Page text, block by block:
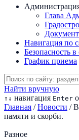
Глава
Навигация по
Безопасность в
График приема
Найти вручную
↑ ↓ навигация Enter
Главная / Новости /
памяти и скорби.
Разное